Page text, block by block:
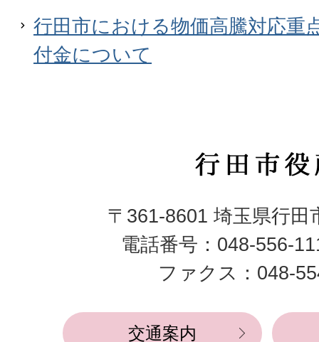
行田市における物価高騰対応重
付金について
行
市
役
所
〒361-8601 埼玉県行田
電話番号：048-556-
ファクス：048-
交通案内